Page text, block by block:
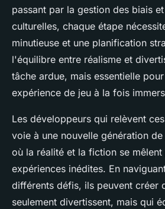
passant par la gestion des biais
culturelles, chaque étape
minutieuse et une planification
l'équilibre entre réalisme et
tâche ardue, mais essentielle
expérience de jeu à la fois
Les développeurs qui relèvent
voie à une nouvelle génération
où la réalité et la fiction se
expériences inédites. En
différents défis, ils peuvent créer
seulement divertissent, mais qui